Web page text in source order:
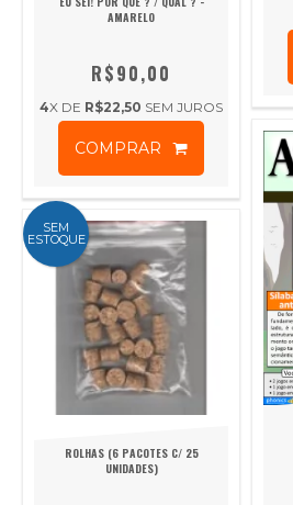
AMARELO
R$90,00
4X DE R$22,50 SEM JUROS
COMPRAR
SEM
ESTOQUE
ROLHAS (6 PACOTES C/ 25
UNIDADES)